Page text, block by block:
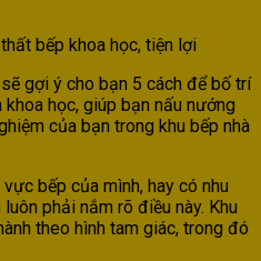
bếp khoa học, tiện lợi
gợi ý cho bạn 5 cách để bố trí
học, giúp bạn nấu nướng
của bạn trong khu bếp nhà
bếp của mình, hay có nhu
phải nắm rõ điều này. Khu
theo hình tam giác, trong đó